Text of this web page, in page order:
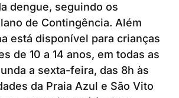
dengue, seguindo os
de Contingência. Além
está disponível para crianças
de 10 a 14 anos, em todas as
a sexta-feira, das 8h às
da Praia Azul e São Vito